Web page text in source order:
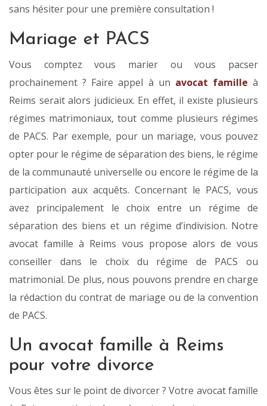
sans hésiter pour une première consultation !
Mariage et PACS
Vous comptez vous marier ou vous pacser
prochainement ? Faire appel à un avocat famille à
Reims serait alors judicieux. En effet, il existe plusieurs
régimes matrimoniaux, tout comme plusieurs régimes
de PACS. Par exemple, pour un mariage, vous pouvez
opter pour le régime de séparation des biens, le régime
de la communauté universelle ou encore le régime de la
participation aux acquêts. Concernant le PACS, vous
avez principalement le choix entre un régime de
séparation des biens et un régime d’indivision. Notre
avocat famille à Reims vous propose alors de vous
conseiller dans le choix du régime de PACS ou
matrimonial. De plus, nous pouvons prendre en charge
la rédaction du contrat de mariage ou de la convention
de PACS.
Un avocat famille à Reims
pour votre divorce
Vous êtes sur le point de divorcer ? Votre avocat famille